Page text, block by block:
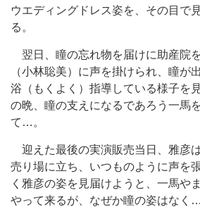
ウエディングドレス姿を、その目で
る。
翌日、瞳の忘れ物を届けに助産院
（小林聡美）に声を掛けられ、瞳が
浴（もくよく）指導している様子を
の晩、瞳の支えになるであろう一馬
て…。
迎えた最後の実演販売当日、雅彦
売り場に立ち、いつものように声を
く雅彦の姿を見届けようと、一馬や
やって来るが、なぜか瞳の姿はなく…